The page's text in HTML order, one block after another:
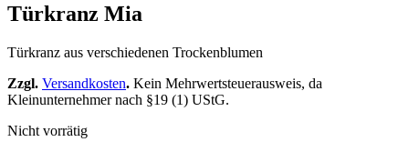
Türkranz Mia
Türkranz aus verschiedenen Trockenblumen
Zzgl. Versandkosten. Kein Mehrwertsteuerausweis, da
Kleinunternehmer nach §19 (1) UStG.
Nicht vorrätig